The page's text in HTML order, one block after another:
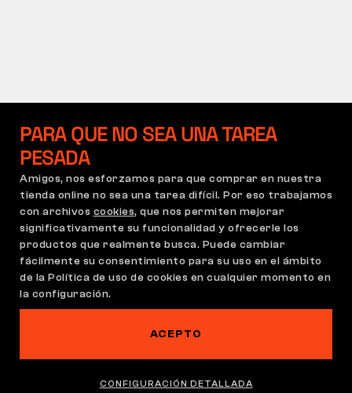
PARA QUE NO SEA UNA TAREA
PESADA
Amigos, nos esforzamos para que comprar en nuestra
tienda online no sea una tarea difícil. Por eso trabajamos
con archivos cookies, que nos permiten mejorar
significativamente su funcionalidad y ofrecerle los
productos que realmente busca. Puede cambiar
fácilmente su consentimiento para su uso en el ámbito
de la Política de uso de cookies en cualquier momento en
la configuración.
ACEPTO
CONFIGURACIÓN DETALLADA